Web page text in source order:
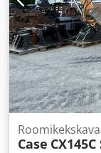
Case CX145C